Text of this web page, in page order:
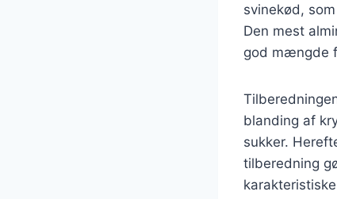
svinekød,
Den mest
god mængde
blanding af
sukker.
tilberedning